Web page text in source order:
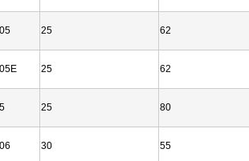
25 62
25 62
25 80
30 55